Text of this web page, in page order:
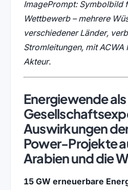
ImagePrompt: Symbolbild
Wettbewerb – mehrere
verschiedener Länder,
Stromleitungen, mit ACWA
Akteur.
Energiewende als
Auswirkungen
Power-Projekte
Arabien und die
15 GW erneuerbare